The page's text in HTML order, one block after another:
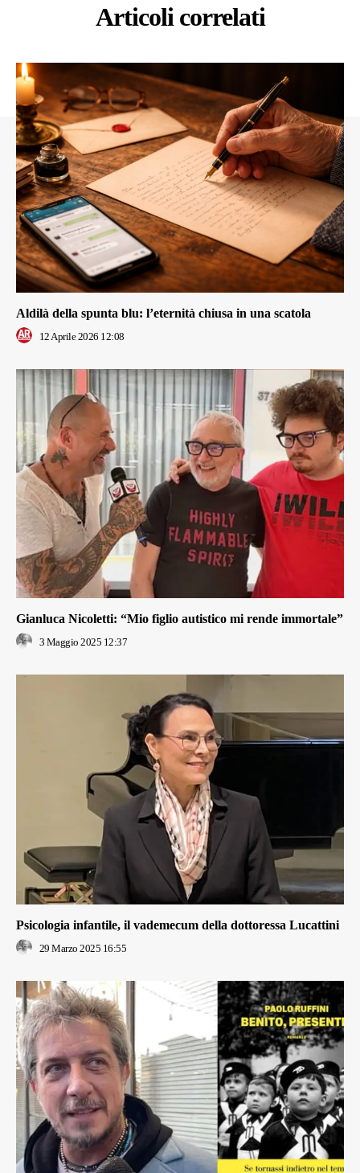
Articoli correlati
Aldilà della spunta blu: l’eternità chiusa in una scatola
12 Aprile 2026 12:08
Gianluca Nicoletti: “Mio figlio autistico mi rende immortale”
3 Maggio 2025 12:37
Psicologia infantile, il vademecum della dottoressa Lucattini
29 Marzo 2025 16:55